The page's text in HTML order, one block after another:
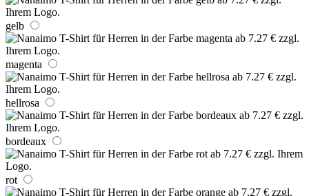
gelb
magenta
hellrosa
bordeaux
rot